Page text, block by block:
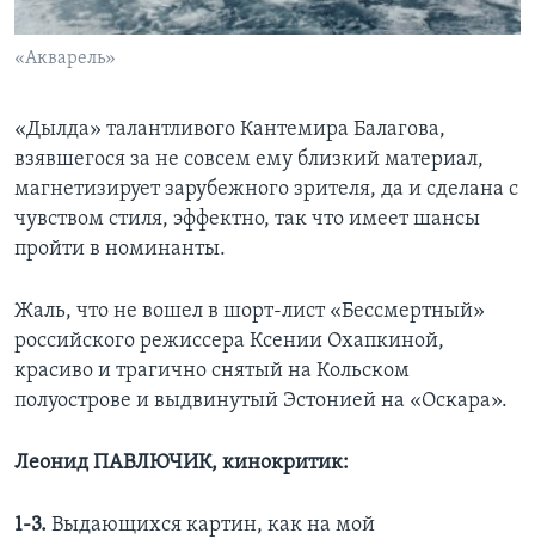
«Акварель»
«Дылда» талантливого Кантемира Балагова,
взявшегося за не совсем ему близкий материал,
магнетизирует зарубежного зрителя, да и сделана с
чувством стиля, эффектно, так что имеет шансы
пройти в номинанты.
Жаль, что не вошел в шорт-лист «Бессмертный»
российского режиссера Ксении Охапкиной,
красиво и трагично снятый на Кольском
полуострове и выдвинутый Эстонией на «Оскара».
Леонид ПАВЛЮЧИК, кинокритик:
1-3. Выдающихся картин, как на мой